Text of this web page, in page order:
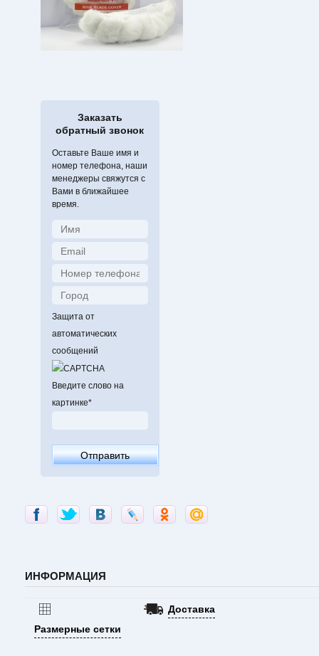
Заказать
обратный звонок
Оставьте Ваше имя и
номер телефона, наши
менеджеры свяжутся с
Вами в ближайшее
время.
Защита от
автоматических
сообщений
Введите слово на
картинке*
ИНФОРМАЦИЯ
Размерные сетки
Доставка